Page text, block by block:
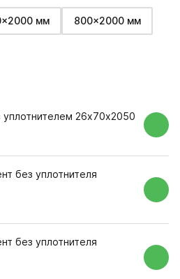
мм 800x2000 мм
26х70х2050
без уплотнителя
без уплотнителя